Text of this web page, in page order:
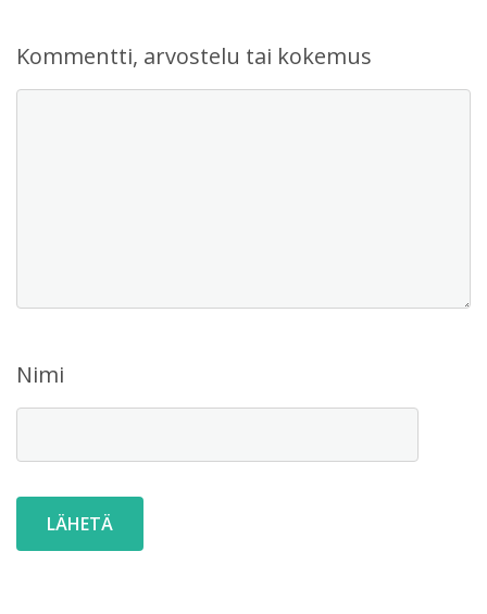
Kommentti, arvostelu tai kokemus
Nimi